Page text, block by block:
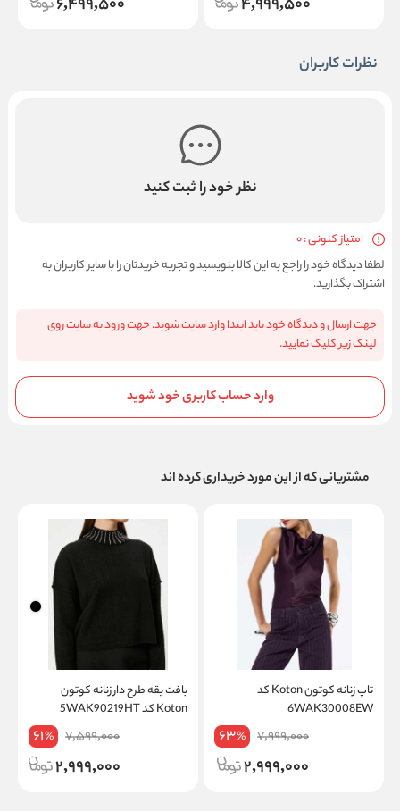
4,999,500
6,499,500
نظرات کاربران
نظر خود را ثبت کنید
امتیاز کنونی : 0
لطفا دیدگاه خود را راجع به این کالا بنویسید و تجربه خریدتان را با سایر کاربران به
اشتراک بگذارید.
جهت ارسال و دیدگاه خود باید ابتدا وارد سایت شوید. جهت ورود به سایت روی
لینک زیر کلیک نمایید.
وارد حساب کاربری خود شوید
مشتریانی که از این مورد خریداری کرده اند
تاپ زنانه کوتون Koton کد
6WAK30008EW
7,999,000
63%
2,999,000
بافت یقه طرح دار زنانه کوتون
Koton کد 5WAK90219HT
7,599,000
61%
2,999,000